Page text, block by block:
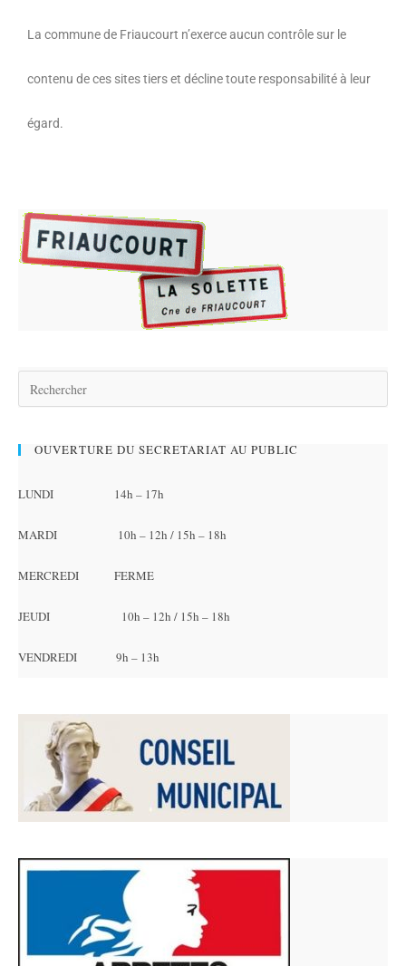
La commune de Friaucourt n’exerce aucun contrôle sur le
contenu de ces sites tiers et décline toute responsabilité à leur
égard.
OUVERTURE DU SECRETARIAT AU PUBLIC
LUNDI 14h – 17h
MARDI 10h – 12h / 15h – 18h
MERCREDI FERME
JEUDI 10h – 12h / 15h – 18h
VENDREDI 9h – 13h